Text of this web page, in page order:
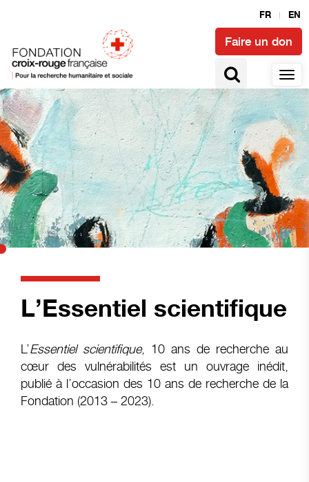
FR EN
Faire un don
L’Essentiel scientifique
L’Essentiel scientifique, 10 ans de recherche au
cœur des vulnérabilités est un ouvrage inédit,
publié à l’occasion des 10 ans de recherche de la
Fondation (2013 – 2023).